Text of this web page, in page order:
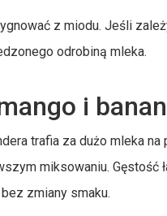
z miodu. Jeśli
odrobiną mleka.
i
trafia za dużo mleka na
miksowaniu. Gęstość
zmiany smaku.